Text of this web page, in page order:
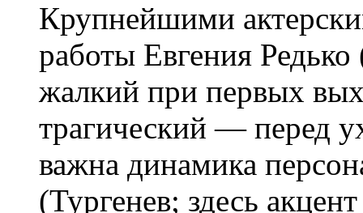
Крупнейшими
работы Евгения
жалкий при первых
трагический — перед
важна динамика
(Тургенев; здесь